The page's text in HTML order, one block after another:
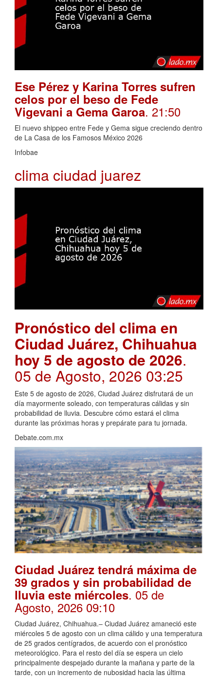
Ese Pérez y Karina Torres sufren
celos por el beso de Fede
Vigevani a Gema Garoa. 21:50
El nuevo shippeo entre Fede y Gema sigue creciendo dentro
de La Casa de los Famosos México 2026
Infobae
clima ciudad juarez
Pronóstico del clima en
Ciudad Juárez, Chihuahua
hoy 5 de agosto de 2026.
05 de Agosto, 2026 03:25
Este 5 de agosto de 2026, Ciudad Juárez disfrutará de un
día mayormente soleado, con temperaturas cálidas y sin
probabilidad de lluvia. Descubre cómo estará el clima
durante las próximas horas y prepárate para tu jornada.
Debate.com.mx
Ciudad Juárez tendrá máxima de
39 grados y sin probabilidad de
lluvia este miércoles. 05 de
Agosto, 2026 09:10
Ciudad Juárez, Chihuahua.– Ciudad Juárez amaneció este
miércoles 5 de agosto con un clima cálido y una temperatura
de 25 grados centígrados, de acuerdo con el pronóstico
meteorológico. Para el resto del día se espera un cielo
principalmente despejado durante la mañana y parte de la
tarde, con un incremento de nubosidad hacia las última